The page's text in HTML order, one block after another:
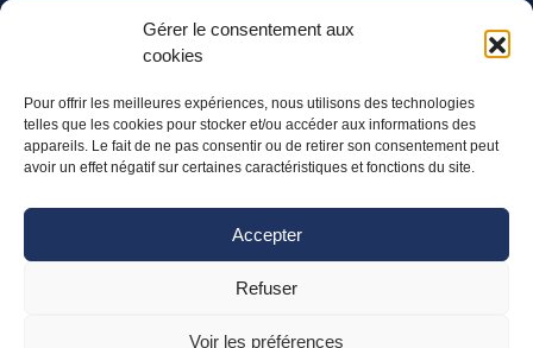
Gérer le consentement aux
cookies
Pour offrir les meilleures expériences, nous utilisons des technologies
telles que les cookies pour stocker et/ou accéder aux informations des
appareils. Le fait de ne pas consentir ou de retirer son consentement peut
avoir un effet négatif sur certaines caractéristiques et fonctions du site.
Accepter
Refuser
Voir les préférences